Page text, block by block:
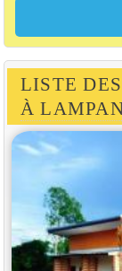
LISTE
À